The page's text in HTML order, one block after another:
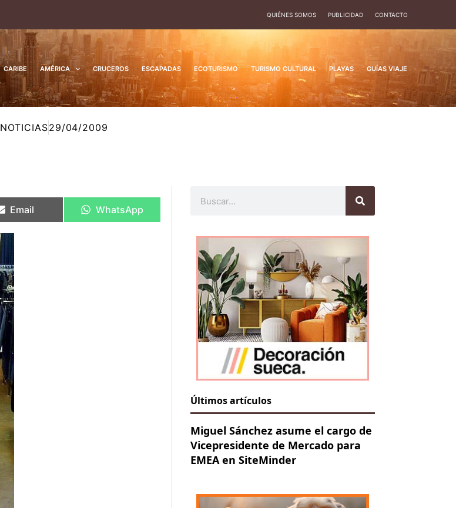
QUIÉNES SOMOS PUBLICIDAD CONTACTO
CARIBE AMÉRICA CRUCEROS ESCAPADAS ECOTURISMO TURISMO CULTURAL PLAYAS GUÍAS VIAJE
NOTICIAS29/04/2009
en
Email
en
WhatsApp
en
en
Últimos artículos
Miguel Sánchez asume el cargo de
Vicepresidente de Mercado para
EMEA en SiteMinder